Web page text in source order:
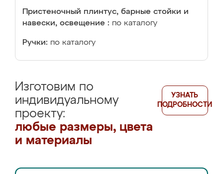
Пристеночный плинтус, барные стойки и
навески, освещение : по каталогу
Ручки: по каталогу
Изготовим по
индивидуальному
проекту:
любые размеры, цвета
и материалы
УЗНАТЬ
ПОДРОБНОСТИ